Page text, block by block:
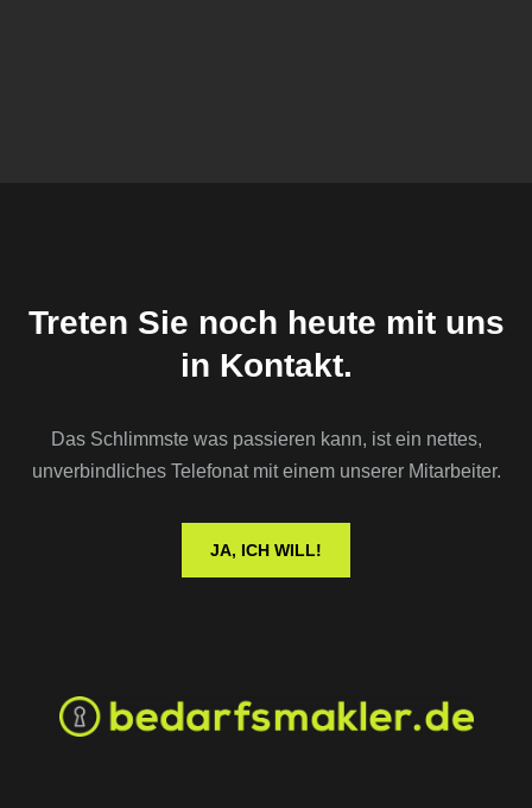
Treten Sie noch heute mit uns
in Kontakt.
Das Schlimmste was passieren kann, ist ein nettes,
unverbindliches Telefonat mit einem unserer Mitarbeiter.
JA, ICH WILL!